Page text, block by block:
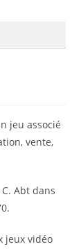
jeu associé
vente,
Abt dans
jeux vidéo